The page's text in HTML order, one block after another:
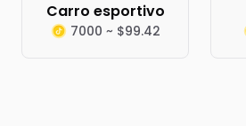
Carro esportivo
7000 ~ $99.42